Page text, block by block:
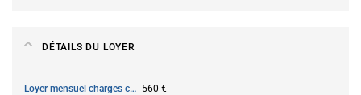
DÉTAILS DU LOYER
Loyer mensuel charges comprises 560 €